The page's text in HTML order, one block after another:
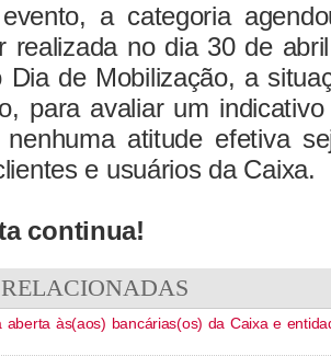
a categoria
realizada no dia 30 de
Dia de Mobilização, a
para avaliar um
atitude efetiva
e usuários da Caixa.
continua!
aberta às(aos) bancárias(os) da Caixa e